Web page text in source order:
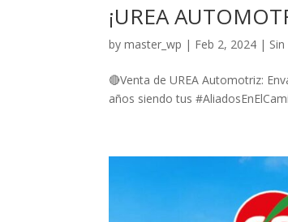
¡UREA
bymaster_wp | Feb 2, 2024 |
🔴Venta de UREA Automotriz:
años siendo tus